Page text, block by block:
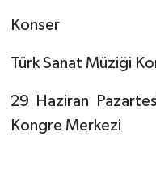
Konser
Türk Sanat Müziği
29 Haziran
Kongre Merkezi